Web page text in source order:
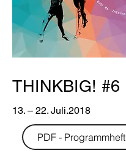
THINKBIG! #6
13. – 22. Juli.2018
PDF - Programmheft